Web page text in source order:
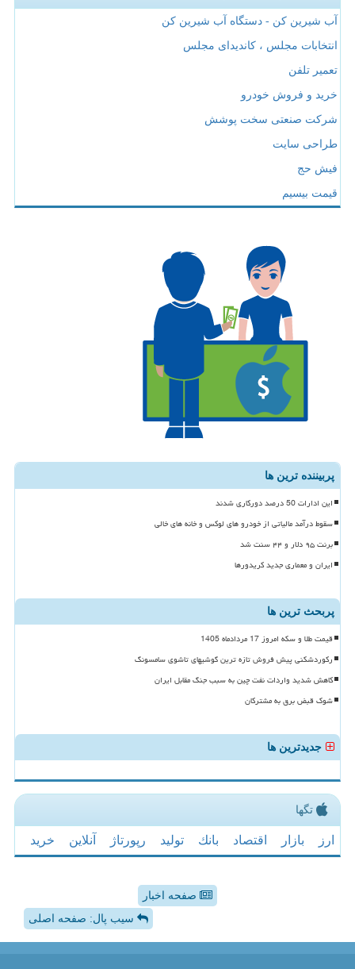
آب شیرین کن - دستگاه آب شیرین کن
انتخابات مجلس ، کاندیدای مجلس
تعمیر تلفن
خرید و فروش خودرو
شرکت صنعتی سخت پوشش
طراحی سایت
فیش حج
قیمت بیسیم
پربیننده ترین ها
این ادارات 50 درصد دورکاری شدند
سقوط درآمد مالیاتی از خودرو های لوکس و خانه های خالی
برنت ۹۵ دلار و ۴۴ سنت شد
ایران و معماری جدید کریدورها
پربحث ترین ها
قیمت طلا و سکه امروز 17 مردادماه 1405
رکوردشکنی پیش فروش تازه ترین گوشیهای تاشوی سامسونگ
کاهش شدید واردات نفت چین به سبب جنگ مقابل ایران
شوک قبض برق به مشترکان
جدیدترین ها
تگها
ارز بازار اقتصاد بانك تولید رپورتاژ آنلاین خرید
صفحه اخبار
سیب پال: صفحه اصلی